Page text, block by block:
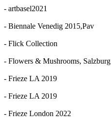
- artbasel2021
- Biennale Venedig 2015,Pav
- Flick Collection
- Flowers & Mushrooms, Salzburg
- Frieze LA 2019
- Frieze LA 2019
- Frieze London 2022